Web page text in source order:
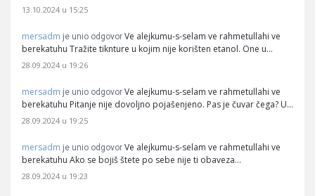
13.10.2024 u 15:25
mersadm je unio odgovor Ve alejkumu-s-selam ve rahmetullahi ve
berekatuhu Tražite tiknture u kojim nije korišten etanol. One u…
28.09.2024 u 19:26
mersadm je unio odgovor Ve alejkumu-s-selam ve rahmetullahi ve
berekatuhu Pitanje nije dovoljno pojašenjeno. Pas je čuvar čega? U…
28.09.2024 u 19:25
mersadm je unio odgovor Ve alejkumu-s-selam ve rahmetullahi ve
berekatuhu Ako se bojiš štete po sebe nije ti obaveza…
28.09.2024 u 19:23